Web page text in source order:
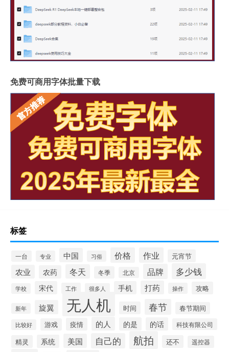
免费可商用字体批量下载
标签
一台 专业 中国 习俗 价格 作业 元宵节
农业 农药 冬天 冬季 北京 品牌 多少钱
学校 宋代 工作 很多人 手机 打药 操作 攻略
新年 旋翼 无人机 时间 春节 春节期间
比较好 游戏 疫情 的人 的是 的话 科技有限公司
精灵 系统 美国 自己的 航拍 还不 遥控器